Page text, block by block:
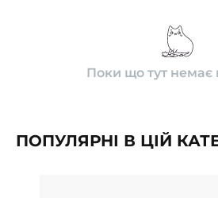
Поки що тут немає
ПОПУЛЯРНІ В ЦІЙ